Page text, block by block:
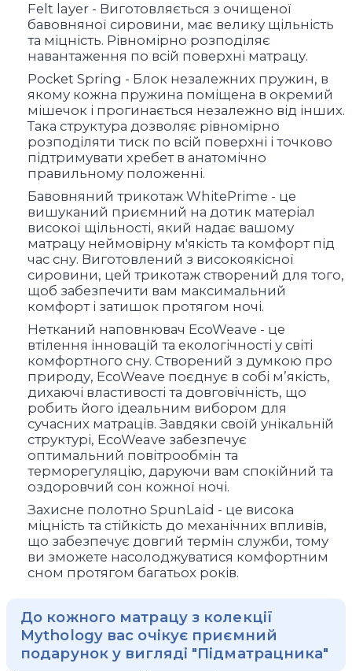
Felt layer - Виготовляється з очищеної
бавовняної сировини, має велику щільність
та міцність. Рівномірно розподіляє
навантаження по всій поверхні матрацу.
Pocket Spring - Блок незалежних пружин, в
якому кожна пружина поміщена в окремий
мішечок і прогинається незалежно від інших.
Така структура дозволяє рівномірно
розподіляти тиск по всій поверхні і точково
підтримувати хребет в анатомічно
правильному положенні.
Бавовняний трикотаж WhitePrime - це
вишуканий приємний на дотик матеріал
високої щільності, який надає вашому
матрацу неймовірну м'якість та комфорт під
час сну. Виготовлений з високоякісної
сировини, цей трикотаж створений для того,
щоб забезпечити вам максимальний
комфорт і затишок протягом ночі.
Нетканий наповнювач EcoWeave - це
втілення інновацій та екологічності у світі
комфортного сну. Створений з думкою про
природу, EcoWeave поєднує в собі м’якість,
дихаючі властивості та довговічність, що
робить його ідеальним вибором для
сучасних матраців. Завдяки своїй унікальній
структурі, EcoWeave забезпечує
оптимальний повітрообмін та
терморегуляцію, даруючи вам спокійний та
оздоровчий сон кожної ночі.
Захисне полотно SpunLaid - це висока
міцність та стійкість до механічних впливів,
що забезпечує довгий термін служби, тому
ви зможете насолоджуватися комфортним
сном протягом багатьох років.
До кожного матрацу з колекції
Mythology вас очікує приємний
подарунок у вигляді "Підматрацника"